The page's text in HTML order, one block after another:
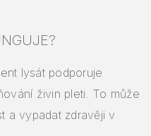
lysát podporuje
živin pleti. To může
a vypadat zdravěji v